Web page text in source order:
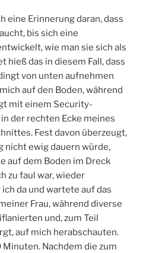
eine Erinnerung daran, dass
bis sich eine
wie man sie sich als
hieß das in diesem Fall, dass
von unten aufnehmen
auf den Boden, während
mit einem Security-
der rechten Ecke meines
Fest davon überzeugt,
nicht ewig dauern würde,
auf dem Boden im Dreck
zu faul war, wieder
da und wartete auf das
Frau, während diverse
und, zum Teil
auf mich herabschauten.
Minuten. Nachdem die zum